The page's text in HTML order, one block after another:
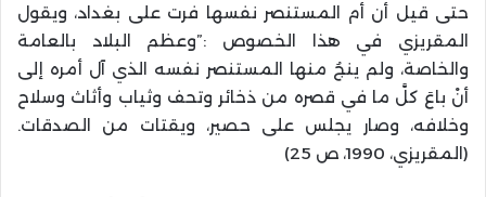
حتى قيل أن أم المستنصر نفسها فرت على بغداد، ويقول
المقريزي في هذا الخصوص :”وعظم البلاد بالعامة
والخاصة، ولم ينجُ منها المستنصر نفسه الذي آل أمره إلى
أنْ باعَ كلَّ ما في قصره من ذخائر وتحف وثياب وأثاث وسلاح
وخلافه، وصار يجلس على حصير، ويقتات من الصدقات.
(المقريزي، 1990، ص 25)